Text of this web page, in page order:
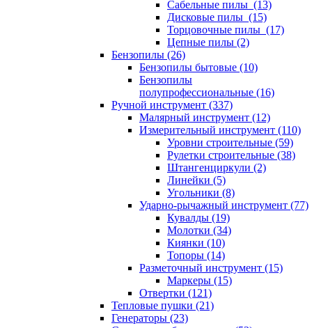
Сабельные пилы (13)
Дисковые пилы (15)
Торцовочные пилы (17)
Цепные пилы (2)
Бензопилы (26)
Бензопилы бытовые (10)
Бензопилы
полупрофессиональные (16)
Ручной инструмент (337)
Малярный инструмент (12)
Измерительный инструмент (110)
Уровни строительные (59)
Рулетки строительные (38)
Штангенциркули (2)
Линейки (5)
Угольники (8)
Ударно-рычажный инструмент (77)
Кувалды (19)
Молотки (34)
Киянки (10)
Топоры (14)
Разметочный инструмент (15)
Маркеры (15)
Отвертки (121)
Тепловые пушки (21)
Генераторы (23)